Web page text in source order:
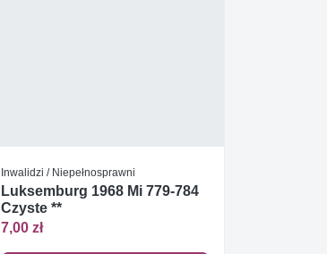
Inwalidzi / Niepełnosprawni
Luksemburg 1968 Mi 779-784
Czyste **
7,00 zł